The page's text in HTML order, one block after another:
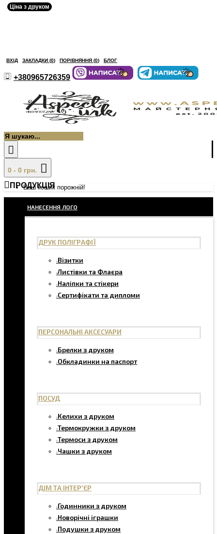
ВХІД ЗАКЛАДКИ (0) ПОРІВНЯННЯ (0) БЛОГ
+380965726359
0 - 0 грн.
Ваш кошик порожній!
ПРОДУКЦІЯ
НАНЕСЕННЯ ЛОГО
ДРУК ПОЛІГРАФІЇ
Візитки
Листівки та Флаєра
Наліпки та стікери
Сертифікати та дипломи
ПЕРСОНАЛЬНІ АКСЕСУАРИ
Брелки з друком
Обкладинки на паспорт
ПОСУД
Келихи з друком
Термокружки з друком
Термоси з друком
Чашки з друком
ДІМ ТА ІНТЕР'ЄР
Годинники з друком
Новорічні іграшки
Подушки з друком
Ціна з друком